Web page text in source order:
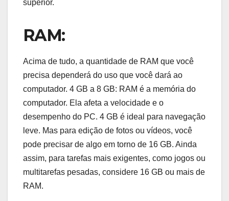
superior.
RAM:
Acima de tudo, a quantidade de RAM que você
precisa dependerá do uso que você dará ao
computador. 4 GB a 8 GB: RAM é a memória do
computador. Ela afeta a velocidade e o
desempenho do PC. 4 GB é ideal para navegação
leve. Mas para edição de fotos ou vídeos, você
pode precisar de algo em torno de 16 GB. Ainda
assim, para tarefas mais exigentes, como jogos ou
multitarefas pesadas, considere 16 GB ou mais de
RAM.